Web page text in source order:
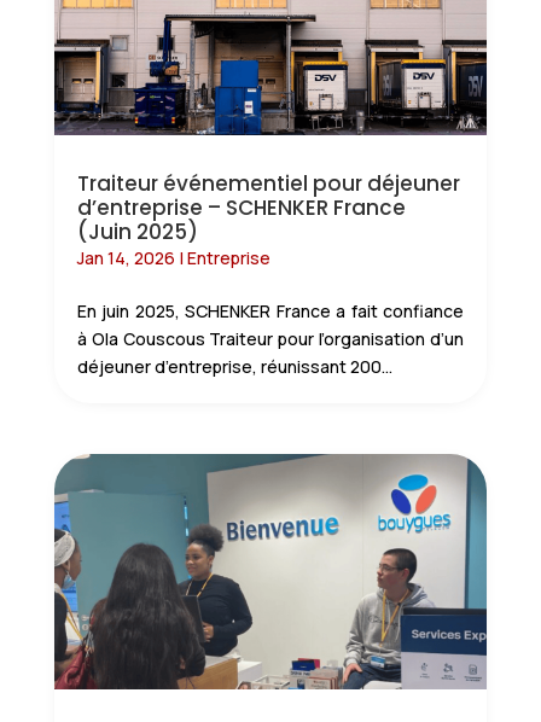
Traiteur événementiel pour déjeuner
d’entreprise – SCHENKER France
(Juin 2025)
Jan 14, 2026 | Entreprise
En juin 2025, SCHENKER France a fait confiance
à Ola Couscous Traiteur pour l’organisation d’un
déjeuner d’entreprise, réunissant 200...